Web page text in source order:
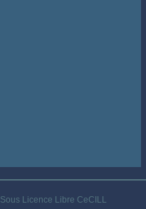
Sous Licence Libre CeCILL